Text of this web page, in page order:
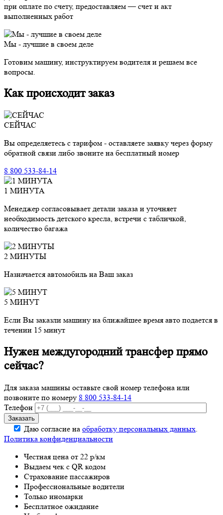
при оплате по счету, предоставляем — счет и акт
выполненных работ
Мы - лучшие в своем деле
Готовим машину, инструктируем водителя и решаем все
вопросы.
Как происходит заказ
СЕЙЧАС
Вы определяетесь с тарифом - оставляете заявку через форму
обратной связи либо звоните на бесплатный номер
8 800 533-84-14
1 МИНУТА
Менеджер согласовывает детали заказа и уточняет
необходимость детского кресла, встречи с табличкой,
количество багажа
2 МИНУТЫ
Назначается автомобиль на Ваш заказ
5 МИНУТ
Если Вы заказли машину на ближайшее время авто подается в
течении 15 минут
Нужен междугородний трансфер прямо
сейчас?
Для заказа машины оставьте свой номер телефона или
позвоните по номеру 8 800 533-84-14
Телефон
Даю согласие на обработку персональных данных.
Политика конфиденциальности
Честная цена от 22 р/км
Выдаем чек с QR кодом
Страхование пассажиров
Профессиональные водители
Только иномарки
Бесплатное ожидание